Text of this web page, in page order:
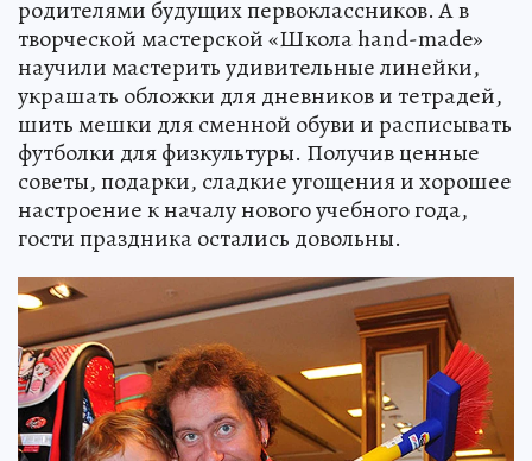
родителями будущих первоклассников. А в
творческой мастерской «Школа hand-made»
научили мастерить удивительные линейки,
украшать обложки для дневников и тетрадей,
шить мешки для сменной обуви и расписывать
футболки для физкультуры. Получив ценные
советы, подарки, сладкие угощения и хорошее
настроение к началу нового учебного года,
гости праздника остались довольны.